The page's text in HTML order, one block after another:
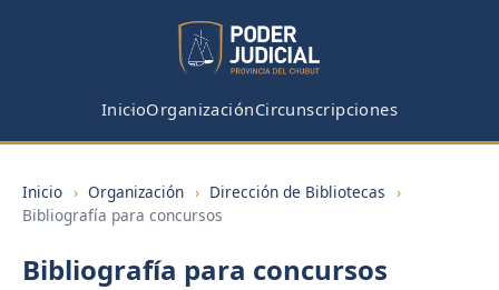
InicioOrganizaciónCircunscripciones
Inicio › Organización › Dirección de Bibliotecas ›
Bibliografía para concursos
Bibliografía para concursos